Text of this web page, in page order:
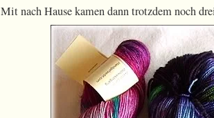
Mit nach Hause kamen dann trotzdem noch